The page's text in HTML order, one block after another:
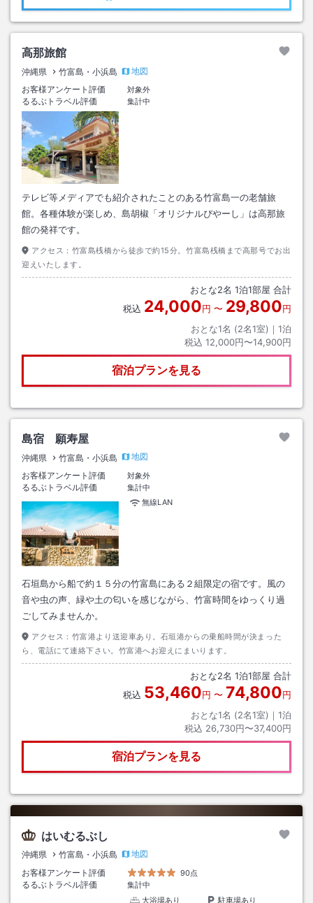
高那旅館
沖縄県 竹富島・小浜島
地図
お客様アンケート評価
対象外
るるぶトラベル評価 集計中
テレビ等メディアでも紹介されたことのある竹富島一の老舗旅
館。各種体験が楽しめ、島胡椒「オリジナルぴやーし」は高那旅
館の発祥です。
アクセス： 竹富島桟橋から徒歩で約15分。竹富島桟橋まで高那号でお出
迎えいたします。
おとな2名 1泊1部屋 合計
税込 24,000円 〜 29,800円
おとな1名 (2名1室)｜ 1泊
税込 12,000円〜14,900円
宿泊プランを見る
島宿 願寿屋
沖縄県 竹富島・小浜島
地図
お客様アンケート評価
対象外
るるぶトラベル評価
集計中
無線LAN
石垣島から船で約１５分の竹富島にある２組限定の宿です。風の
音や虫の声、緑や土の匂いを感じながら、竹富時間をゆっくり過
ごしてみませんか。
アクセス： 竹富港より送迎車あり。石垣港からの乗船時間が決まった
ら、電話にて連絡下さい。竹富港へお迎えにまいります。
おとな2名 1泊1部屋 合計
税込 53,460円 〜 74,800円
おとな1名 (2名1室)｜ 1泊
税込 26,730円〜37,400円
宿泊プランを見る
はいむるぶし
沖縄県 竹富島・小浜島
地図
お客様アンケート評価
90点
るるぶトラベル評価
集計中
大浴場あり
駐車場あり